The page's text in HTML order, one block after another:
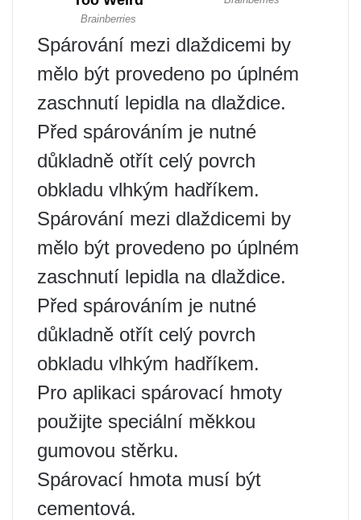
Spárování mezi dlaždicemi by
mělo být provedeno po úplném
zaschnutí lepidla na dlaždice.
Před spárováním je nutné
důkladně otřít celý povrch
obkladu vlhkým hadříkem.
Spárování mezi dlaždicemi by
mělo být provedeno po úplném
zaschnutí lepidla na dlaždice.
Před spárováním je nutné
důkladně otřít celý povrch
obkladu vlhkým hadříkem.
Pro aplikaci spárovací hmoty
použijte speciální měkkou
gumovou stěrku.
Spárovací hmota musí být
cementová.